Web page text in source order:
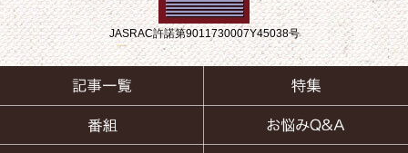
JASRAC許諾第9011730007Y45038号